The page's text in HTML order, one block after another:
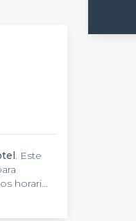
. Este
horarios